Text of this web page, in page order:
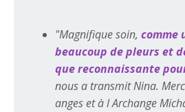
"Magnifique soin, comme
beaucoup de pleurs et
que reconnaissante
nous a transmit Nina.
anges et à l Archange